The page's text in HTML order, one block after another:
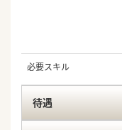
必要スキル
待遇